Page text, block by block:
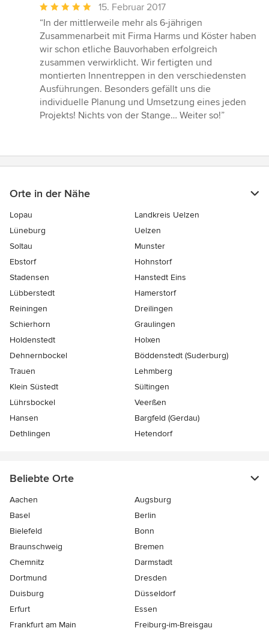
Durchschnittliche
Bewertung:
5
von
5
Sternen
15. Februar 2017
“In der mittlerweile mehr als 6-jährigen
Zusammenarbeit mit Firma Harms und Köster haben
wir schon etliche Bauvorhaben erfolgreich
zusammen verwirklicht. Wir fertigten und
montierten Innentreppen in den verschiedensten
Ausführungen. Besonders gefällt uns die
individuelle Planung und Umsetzung eines jeden
Projekts! Nichts von der Stange… Weiter so!”
Orte in der Nähe
Lopau
Landkreis Uelzen
Lüneburg
Uelzen
Soltau
Munster
Ebstorf
Hohnstorf
Stadensen
Hanstedt Eins
Lübberstedt
Hamerstorf
Reiningen
Dreilingen
Schierhorn
Graulingen
Holdenstedt
Holxen
Dehnernbockel
Böddenstedt (Suderburg)
Trauen
Lehmberg
Klein Süstedt
Sültingen
Lührsbockel
Veerßen
Hansen
Bargfeld (Gerdau)
Dethlingen
Hetendorf
Beliebte Orte
Aachen
Augsburg
Basel
Berlin
Bielefeld
Bonn
Braunschweig
Bremen
Chemnitz
Darmstadt
Dortmund
Dresden
Duisburg
Düsseldorf
Erfurt
Essen
Frankfurt am Main
Freiburg-im-Breisgau